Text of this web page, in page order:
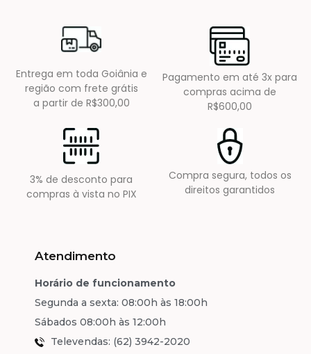
Entrega em toda Goiânia e
região com frete grátis
a partir de R$300,00
Pagamento em até 3x para
compras acima de
R$600,00
3% de desconto para
compras à vista no PIX
Compra segura, todos os
direitos garantidos
Atendimento
Horário de funcionamento
Segunda a sexta: 08:00h às 18:00h
Sábados 08:00h às 12:00h
Televendas: (62) 3942-2020